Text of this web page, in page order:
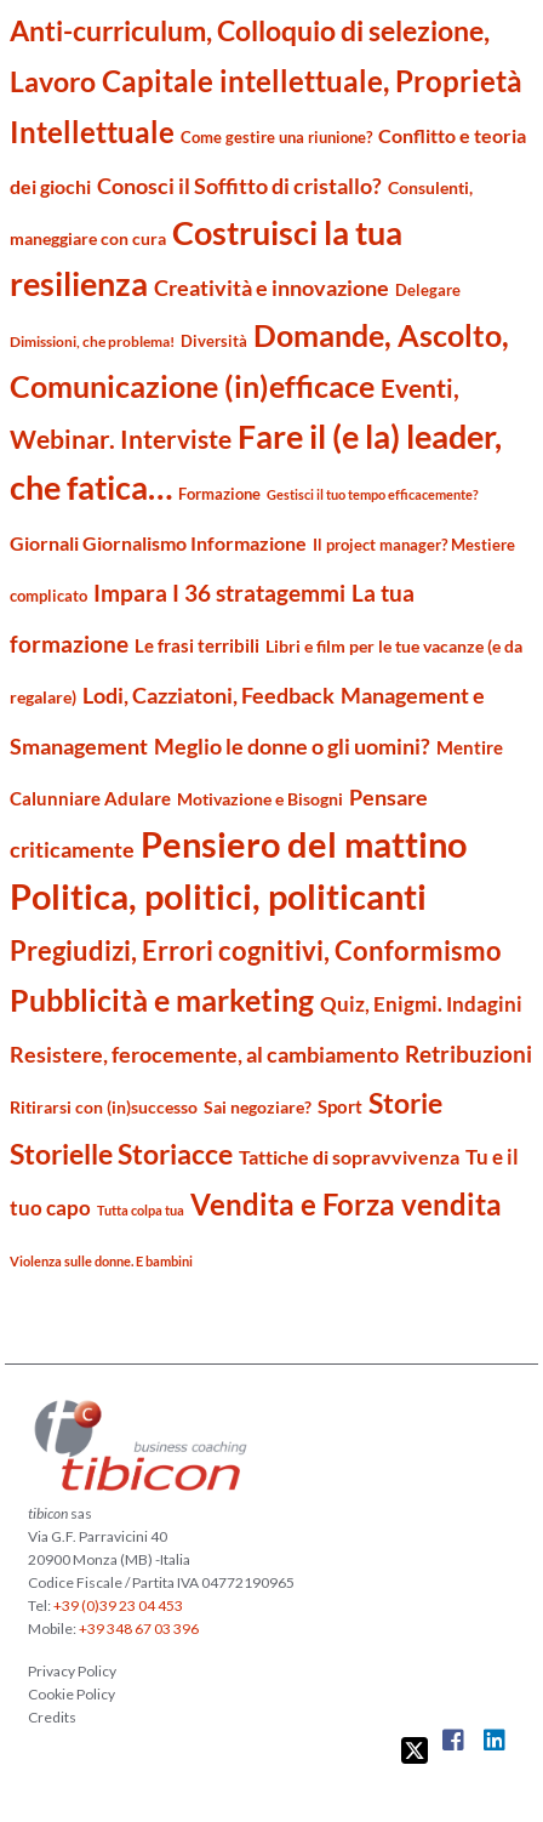
Anti-curriculum, Colloquio di selezione,
LavoroCapitale intellettuale, Proprietà
Intellettuale Come gestire una riunione? Conflitto e teoria
dei giochi Conosci il Soffitto di cristallo? Consulenti,
maneggiare con cura Costruisci la tua
resilienza Creatività e innovazione Delegare
Dimissioni, che problema! Diversità Domande, Ascolto,
Comunicazione (in)efficace Eventi,
Webinar. Interviste Fare il (e la) leader,
che fatica… Formazione Gestisci il tuo tempo efficacemente?
Giornali Giornalismo Informazione Il project manager? Mestiere
complicato Impara I 36 stratagemmi La tua
formazione Le frasi terribili Libri e film per le tue vacanze (e da
regalare) Lodi, Cazziatoni, Feedback Management e
Smanagement Meglio le donne o gli uomini? Mentire
Calunniare Adulare Motivazione e Bisogni Pensare
criticamente Pensiero del mattino
Politica, politici, politicanti
Pregiudizi, Errori cognitivi, Conformismo
Pubblicità e marketing Quiz, Enigmi. Indagini
Resistere, ferocemente, al cambiamento Retribuzioni
Ritirarsi con (in)successo Sai negoziare? Sport Storie
Storielle Storiacce Tattiche di sopravvivenza Tu e il
tuo capo Tutta colpa tua Vendita e Forza vendita
Violenza sulle donne. E bambini
tibicon sas
Via G.F. Parravicini 40
20900 Monza (MB) -Italia
Codice Fiscale / Partita IVA 04772190965
Tel:+39 (0)39 23 04 453
Mobile:+39 348 67 03 396
Privacy Policy
Cookie Policy
Credits